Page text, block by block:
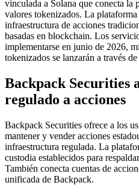
vinculada a Solana que conecta la
valores tokenizados. La
infraestructura de acciones
basadas en blockchain. Los
implementarse en junio de 2026,
tokenizados se lanzarán a través
Backpack Securities
regulado a acciones
Backpack Securities ofrece a los
mantener y vender acciones
infraestructura regulada. La
custodia establecidos para
También conecta cuentas de
unificada de Backpack.